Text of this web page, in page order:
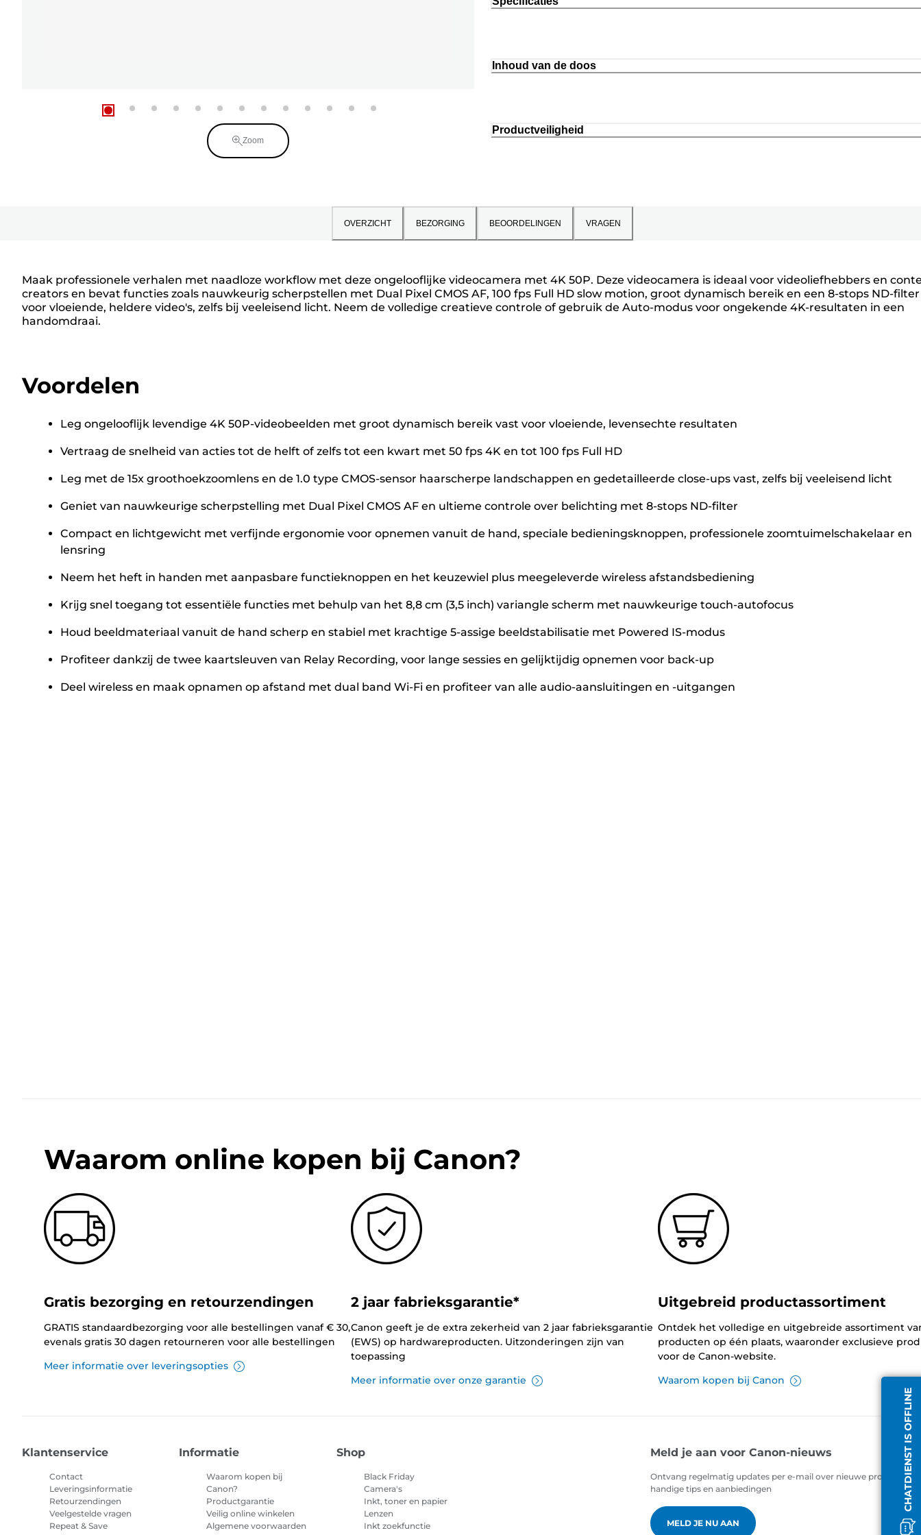
Zoom
Inhoud van de doos
Productveiligheid
OVERZICHT BEZORGING BEOORDELINGEN VRAGEN
Maak professionele verhalen met naadloze workflow met deze ongelooflijke videocamera met 4K 50P. Deze videocamera is ideaal voor videoliefhebbers en
creators en bevat functies zoals nauwkeurig scherpstellen met Dual Pixel CMOS AF, 100 fps Full HD slow motion, groot dynamisch bereik en een 8-stops ND-filter
voor vloeiende, heldere video's, zelfs bij veeleisend licht. Neem de volledige creatieve controle of gebruik de Auto-modus voor ongekende 4K-resultaten in een
handomdraai.
Voordelen
Leg ongelooflijk levendige 4K 50P-videobeelden met groot dynamisch bereik vast voor vloeiende, levensechte resultaten
Vertraag de snelheid van acties tot de helft of zelfs tot een kwart met 50 fps 4K en tot 100 fps Full HD
Leg met de 15x groothoekzoomlens en de 1.0 type CMOS-sensor haarscherpe landschappen en gedetailleerde close-ups vast, zelfs bij veeleisend licht
Geniet van nauwkeurige scherpstelling met Dual Pixel CMOS AF en ultieme controle over belichting met 8-stops ND-filter
Compact en lichtgewicht met verfijnde ergonomie voor opnemen vanuit de hand, speciale bedieningsknoppen, professionele zoomtuimelschakelaar en
lensring
Neem het heft in handen met aanpasbare functieknoppen en het keuzewiel plus meegeleverde wireless afstandsbediening
Krijg snel toegang tot essentiële functies met behulp van het 8,8 cm (3,5 inch) variangle scherm met nauwkeurige touch-autofocus
Houd beeldmateriaal vanuit de hand scherp en stabiel met krachtige 5-assige beeldstabilisatie met Powered IS-modus
Profiteer dankzij de twee kaartsleuven van Relay Recording, voor lange sessies en gelijktijdig opnemen voor back-up
Deel wireless en maak opnamen op afstand met dual band Wi-Fi en profiteer van alle audio-aansluitingen en -uitgangen
CHATDIENST IS OFFLINE
Waarom online kopen bij Canon?
Gratis bezorging en retourzendingen
GRATIS standaardbezorging voor alle bestellingen vanaf € 30,
evenals gratis 30 dagen retourneren voor alle bestellingen
Meer informatie over leveringsopties
2 jaar fabrieksgarantie*
Canon geeft je de extra zekerheid van 2 jaar fabrieksgarantie
(EWS) op hardwareproducten. Uitzonderingen zijn van
toepassing
Meer informatie over onze garantie
Uitgebreid productassortiment
Ontdek het volledige en uitgebreide assortiment
producten op één plaats, waaronder exclusieve
voor de Canon-website.
Waarom kopen bij Canon
Klantenservice
Contact
Leveringsinformatie
Retourzendingen
Veelgestelde vragen
Repeat & Save
Informatie
Waarom kopen bij
Canon?
Productgarantie
Veilig online winkelen
Algemene voorwaarden
Shop
Black Friday
Camera's
Inkt, toner en papier
Lenzen
Inkt zoekfunctie
Meld je aan voor Canon-nieuws
Ontvang regelmatig updates per e-mail over nieuwe producten,
handige tips en aanbiedingen
MELD JE NU AAN